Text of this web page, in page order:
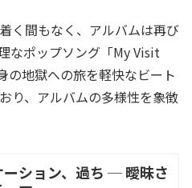
く間もなく、アルバムは再び
なポップソング「My Visit
地獄への旅を軽快なビート
り、アルバムの多様性を象徴
ション、過ち ─ 曖昧さ